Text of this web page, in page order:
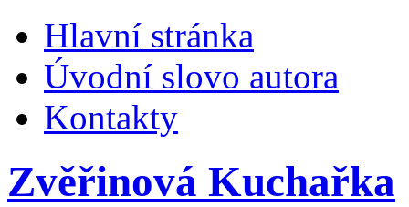
Hlavní stránka
Úvodní slovo autora
Kontakty
Zvěřinová Kuchařka